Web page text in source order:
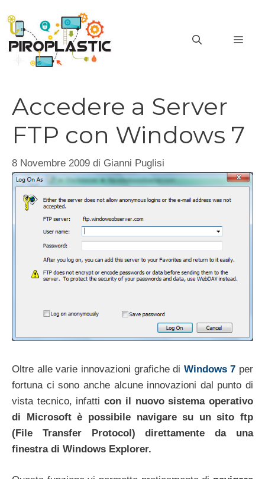
contenuto
Accedere a Server
FTP con Windows 7
8 Novembre 2009 di Gianni Puglisi
Oltre alle varie innovazioni grafiche di Windows 7 per
fortuna ci sono anche alcune innovazioni dal punto di
vista tecnico, infatticon il nuovo sistema operativo
di Microsoft è possibile navigare su un sito ftp
(File Transfer Protocol) direttamente da una
finestra di Windows Explorer.